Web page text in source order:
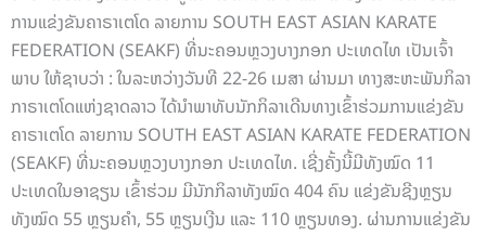
ການແຂ່ງຂັນຄາຣາເຕໂດ ລາຍການ SOUTH EAST ASIAN KARATE
FEDERATION (SEAKF) ທີ່ນະຄອນຫຼວງບາງກອກ ປະເທດໄທ ເປັນເຈົ້າ
ພາບ ໃຫ້ຊາບວ່າ : ໃນລະຫວ່າງວັນທີ 22-26 ເມສາ ຜ່ານມາ ທາງສະຫະພັນກິລາ
ກາຣາເຕໂດແຫ່ງຊາດລາວ ໄດ້ນຳພາທັບນັກກິລາເດີນທາງເຂົ້າຮ່ວມການແຂ່ງຂັນ
ຄາຣາເຕໂດ ລາຍການ SOUTH EAST ASIAN KARATE FEDERATION
(SEAKF) ທີ່ນະຄອນຫຼວງບາງກອກ ປະເທດໄທ. ເຊີ່ງຄັ້ງນີ້ມີທັງໝົດ 11
ປະເທດໃນອາຊຽນ ເຂົ້າຮ່ວມ ມີນັກກິລາທັງໝົດ 404 ຄົນ ແຂ່ງຂັນຊີງຫຼຽນ
ທັງໝົດ 55 ຫຼຽນຄຳ, 55 ຫຼຽນເງີນ ແລະ 110 ຫຼຽນທອງ. ຜ່ານການແຂ່ງຂັນ